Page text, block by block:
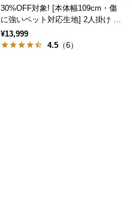
30%OFF対象! [本体幅109cm・傷
に強いペット対応生地] 2人掛け コ
ンパクトソファ ポケット付き
¥13,999
4.5 （6）